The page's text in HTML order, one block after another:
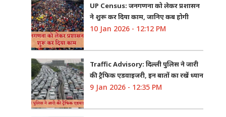
UP Census: जनगणना को लेकर प्रशासन
ने शुरू कर दिया काम, जानिए कब होगी
10 Jan 2026 - 12:12 PM
Traffic Advisory: दिल्ली पुलिस ने जारी
की ट्रैफिक एडवाइजरी, इन बातों का रखें ध्यान
9 Jan 2026 - 12:35 PM